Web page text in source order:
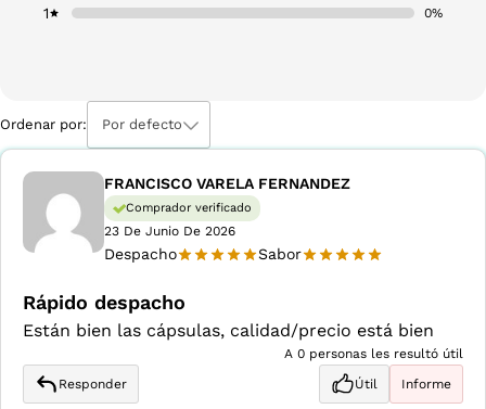
1 0%
Ordenar por: Por defecto
FRANCISCO VARELA FERNANDEZ
Comprador verificado
23 De Junio De 2026
Despacho Sabor
Rápido despacho
Están bien las cápsulas, calidad/precio está bien
A 0 personas les resultó útil
Responder
Útil Informe